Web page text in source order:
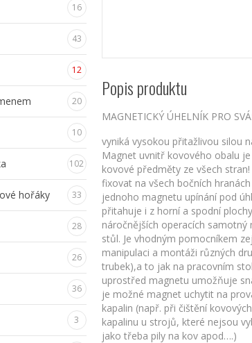
16
43
12
20
10
102
hořáky 33
28
26
36
3
Popis produktu
MAGNETICKÝ ÚHELNÍK PRO
vyniká vysokou přitažlivou silou
Magnet uvnitř kovového obalu
kovové předměty ze všech
fixovat na všech bočních
jednoho magnetu upínání pod
přitahuje i z horní a spodní
náročnějších operacích
stůl. Je vhodným pomocníkem
manipulaci a montáži různých
trubek),a to jak na pracovním
uprostřed magnetu umožňuje
je možné magnet uchytit na
kapalin (např. při čištění
kapalinu u strojů, které nejsou
jako třeba pily na kov apod….)